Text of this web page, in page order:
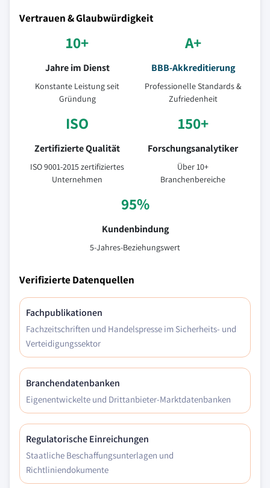
Vertrauen & Glaubwürdigkeit
10+
Jahre im Dienst
Konstante Leistung seit
Gründung
A+
BBB-Akkreditierung
Professionelle Standards &
Zufriedenheit
ISO
Zertifizierte Qualität
ISO 9001-2015 zertifiziertes
Unternehmen
150+
Forschungsanalytiker
Über 10+
Branchenbereiche
95%
Kundenbindung
5-Jahres-Beziehungswert
Verifizierte Datenquellen
Fachpublikationen
Fachzeitschriften und Handelspresse im Sicherheits- und
Verteidigungssektor
Branchendatenbanken
Eigenentwickelte und Drittanbieter-Marktdatenbanken
Regulatorische Einreichungen
Staatliche Beschaffungsunterlagen und
Richtliniendokumente